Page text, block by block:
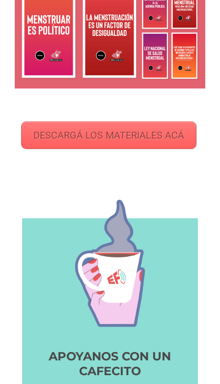
DESCARGÁ LOS MATERIALES ACÁ
APOYANOS CON UN
CAFECITO